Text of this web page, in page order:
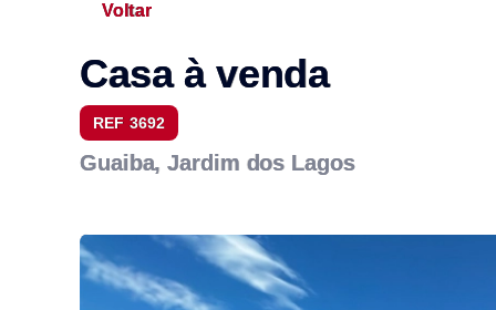
Voltar
Casa à venda
REF 3692
Guaiba, Jardim dos Lagos